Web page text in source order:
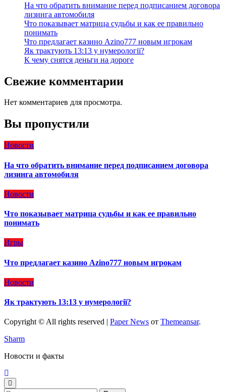
На что обратить внимание перед подписанием договора
лизинга автомобиля
Что показывает матрица судьбы и как ее правильно
понимать
Что предлагает казино Azino777 новым игрокам
Як трактують 13:13 у нумерології?
К чему снятся деньги на дороге
Свежие комментарии
Нет комментариев для просмотра.
Вы пропустили
Новости
На что обратить внимание перед подписанием договора
лизинга автомобиля
Новости
Что показывает матрица судьбы и как ее правильно
понимать
Игры
Что предлагает казино Azino777 новым игрокам
Новости
Як трактують 13:13 у нумерології?
Copyright © All rights reserved | Paper News от Themeansar.
Sharm
Новости и факты